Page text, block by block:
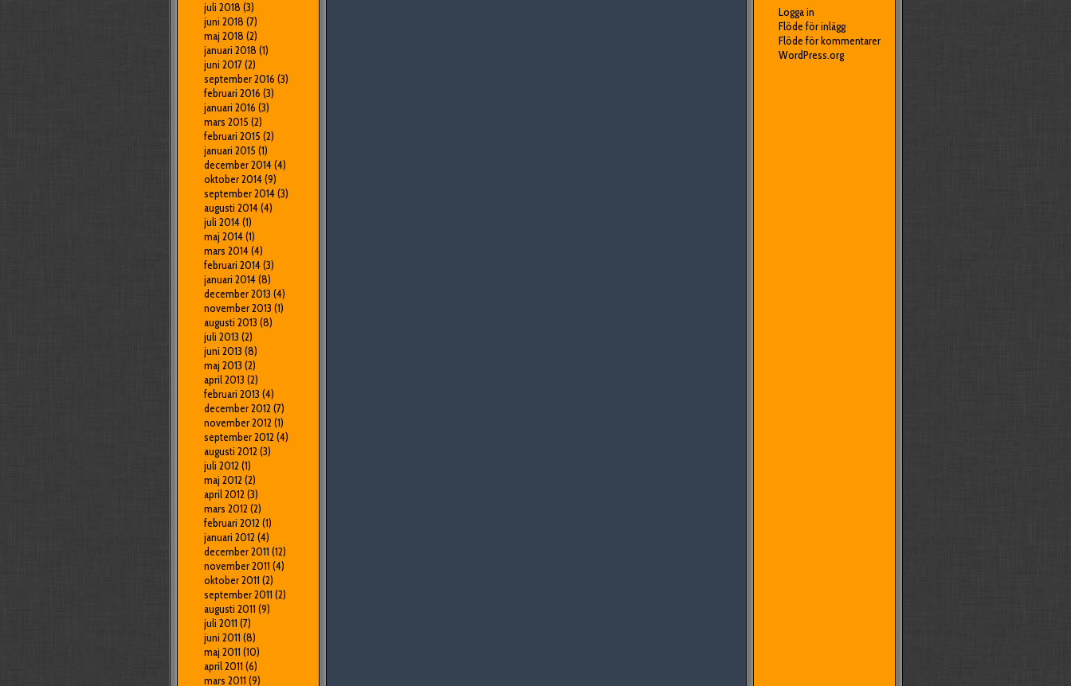
juli 2018 (3)
juni 2018 (7)
maj 2018 (2)
januari 2018 (1)
juni 2017(2)
september 2016 (3)
februari 2016 (3)
januari 2016 (3)
mars 2015 (2)
februari 2015 (2)
januari 2015 (1)
december 2014(4)
oktober 2014(9)
september 2014(3)
augusti 2014(4)
juli 2014(1)
maj 2014(1)
mars 2014(4)
februari 2014(3)
januari 2014(8)
december 2013 (4)
november 2013 (1)
augusti 2013 (8)
juli 2013 (2)
juni 2013 (8)
maj 2013 (2)
april 2013 (2)
februari 2013 (4)
december 2012 (7)
november 2012 (1)
september 2012 (4)
augusti 2012 (3)
juli 2012 (1)
maj 2012 (2)
april 2012 (3)
mars 2012 (2)
februari 2012 (1)
januari 2012 (4)
december 2011 (12)
november 2011 (4)
oktober 2011 (2)
september 2011 (2)
augusti 2011 (9)
juli 2011 (7)
juni 2011 (8)
maj 2011 (10)
april 2011 (6)
mars 2011 (9)
Logga in
Flöde för inlägg
Flöde för kommentarer
WordPress.org